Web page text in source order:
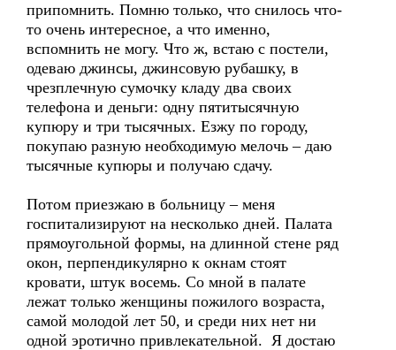
припомнить. Помню только, что снилось что-
то очень интересное, а что именно,
вспомнить не могу. Что ж, встаю с постели,
одеваю джинсы, джинсовую рубашку, в
чрезплечную сумочку кладу два своих
телефона и деньги: одну пятитысячную
купюру и три тысячных. Езжу по городу,
покупаю разную необходимую мелочь – даю
тысячные купюры и получаю сдачу.
Потом приезжаю в больницу – меня
госпитализируют на несколько дней. Палата
прямоугольной формы, на длинной стене ряд
окон, перпендикулярно к окнам стоят
кровати, штук восемь. Со мной в палате
лежат только женщины пожилого возраста,
самой молодой лет 50, и среди них нет ни
одной эротично привлекательной. Я достаю